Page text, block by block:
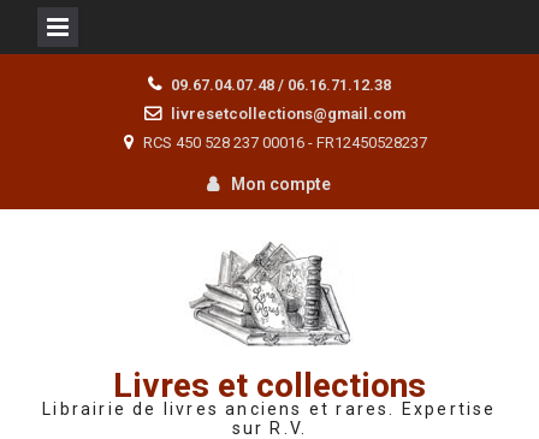
09.67.04.07.48 / 06.16.71.12.38
livresetcollections@gmail.com
RCS 450 528 237 00016 - FR12450528237
Mon compte
Livres et collections
Librairie de livres anciens et rares. Expertise
sur R.V.